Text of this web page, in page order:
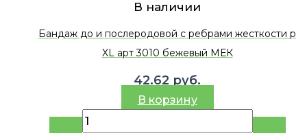
В наличии
Бандаж до и послеродовой с ребрами жесткости р
XL арт 3010 бежевый МЕК
42.62 руб.
В корзину